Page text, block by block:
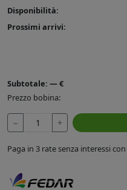
Disponibilità:
Prossimi arrivi:
Subtotale: —€
Prezzo bobina:
− +
Paga in 3 rate senza interessi con